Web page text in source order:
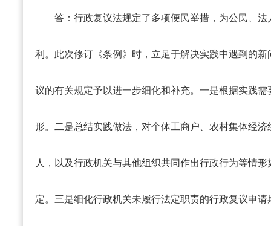
答： 行政复议法规定了多项便民举措，为公民、
利。此次修订《条例》时，立足于解决实践中遇到的
议的有关规定予以进一步细化和补充。一是根据实践
形。二是总结实践做法，对个体工商户、农村集体经
人，以及行政机关与其他组织共同作出行政行为等情
定。三是细化行政机关未履行法定职责的行政复议申